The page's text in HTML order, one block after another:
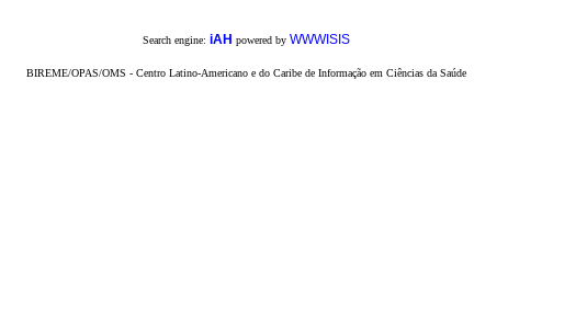
Search engine: iAH powered by WWWISIS
BIREME/OPAS/OMS - Centro Latino-Americano e do Caribe de Informação em Ciências da Saúde